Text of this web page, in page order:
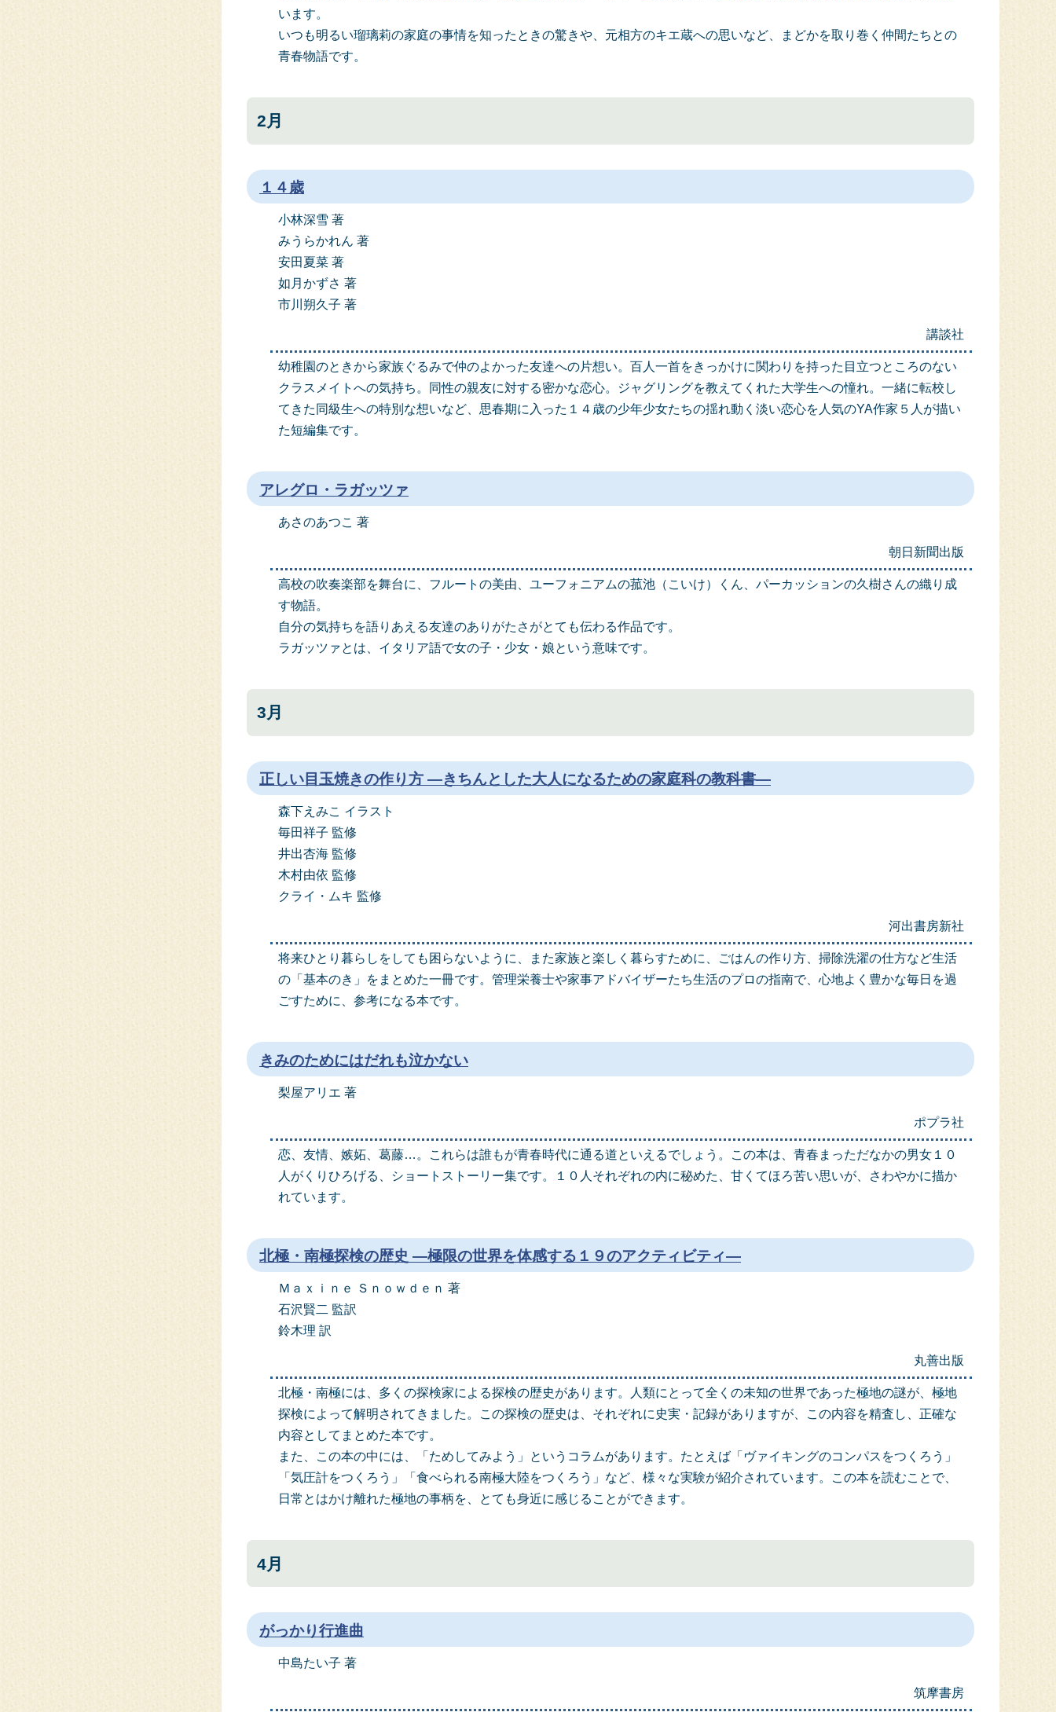
います。
いつも明るい瑠璃莉の家庭の事情を知ったときの驚きや、元相方のキエ蔵への思いなど、まどかを取り巻く仲間たちとの
青春物語です。
2月
１４歳
小林深雪 著
みうらかれん 著
安田夏菜 著
如月かずさ 著
市川朔久子 著
講談社
幼稚園のときから家族ぐるみで仲のよかった友達への片想い。百人一首をきっかけに関わりを持った目立つところのない
クラスメイトへの気持ち。同性の親友に対する密かな恋心。ジャグリングを教えてくれた大学生への憧れ。一緒に転校し
てきた同級生への特別な想いなど、思春期に入った１４歳の少年少女たちの揺れ動く淡い恋心を人気のYA作家５人が描い
た短編集です。
アレグロ・ラガッツァ
あさのあつこ 著
朝日新聞出版
高校の吹奏楽部を舞台に、フルートの美由、ユーフォニアムの菰池（こいけ）くん、パーカッションの久樹さんの織り成
す物語。
自分の気持ちを語りあえる友達のありがたさがとても伝わる作品です。
ラガッツァとは、イタリア語で女の子・少女・娘という意味です。
3月
正しい目玉焼きの作り方 ―きちんとした大人になるための家庭科の教科書―
森下えみこ イラスト
毎田祥子 監修
井出杏海 監修
木村由依 監修
クライ・ムキ 監修
河出書房新社
将来ひとり暮らしをしても困らないように、また家族と楽しく暮らすために、ごはんの作り方、掃除洗濯の仕方など生活
の「基本のき」をまとめた一冊です。管理栄養士や家事アドバイザーたち生活のプロの指南で、心地よく豊かな毎日を過
ごすために、参考になる本です。
きみのためにはだれも泣かない
梨屋アリエ 著
ポプラ社
恋、友情、嫉妬、葛藤…。これらは誰もが青春時代に通る道といえるでしょう。この本は、青春まっただなかの男女１０
人がくりひろげる、ショートストーリー集です。１０人それぞれの内に秘めた、甘くてほろ苦い思いが、さわやかに描か
れています。
北極・南極探検の歴史 ―極限の世界を体感する１９のアクティビティ―
Ｍａｘｉｎｅ Ｓｎｏｗｄｅｎ 著
石沢賢二 監訳
鈴木理 訳
丸善出版
北極・南極には、多くの探検家による探検の歴史があります。人類にとって全くの未知の世界であった極地の謎が、極地
探検によって解明されてきました。この探検の歴史は、それぞれに史実・記録がありますが、この内容を精査し、正確な
内容としてまとめた本です。
また、この本の中には、「ためしてみよう」というコラムがあります。たとえば「ヴァイキングのコンパスをつくろう」
「気圧計をつくろう」「食べられる南極大陸をつくろう」など、様々な実験が紹介されています。この本を読むことで、
日常とはかけ離れた極地の事柄を、とても身近に感じることができます。
4月
がっかり行進曲
中島たい子 著
筑摩書房